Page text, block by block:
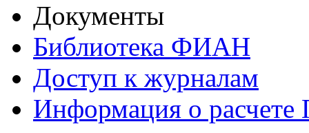
Документы
Библиотека ФИАН
Доступ к журналам
Информация о